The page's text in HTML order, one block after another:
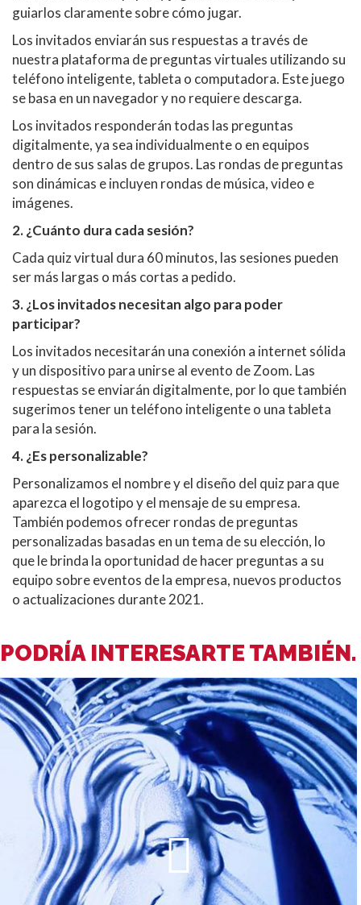
guiarlos claramente sobre cómo jugar.
Los invitados enviarán sus respuestas a través de
nuestra plataforma de preguntas virtuales utilizando su
teléfono inteligente, tableta o computadora. Este juego
se basa en un navegador y no requiere descarga.
Los invitados responderán todas las preguntas
digitalmente, ya sea individualmente o en equipos
dentro de sus salas de grupos. Las rondas de preguntas
son dinámicas e incluyen rondas de música, video e
imágenes.
2. ¿Cuánto dura cada sesión?
Cada quiz virtual dura 60 minutos, las sesiones pueden
ser más largas o más cortas a pedido.
3. ¿Los invitados necesitan algo para poder
participar?
Los invitados necesitarán una conexión a internet sólida
y un dispositivo para unirse al evento de Zoom. Las
respuestas se enviarán digitalmente, por lo que también
sugerimos tener un teléfono inteligente o una tableta
para la sesión.
4. ¿Es personalizable?
Personalizamos el nombre y el diseño del quiz para que
aparezca el logotipo y el mensaje de su empresa.
También podemos ofrecer rondas de preguntas
personalizadas basadas en un tema de su elección, lo
que le brinda la oportunidad de hacer preguntas a su
equipo sobre eventos de la empresa, nuevos productos
o actualizaciones durante 2021.
PODRÍA INTERESARTE TAMBIÉN.